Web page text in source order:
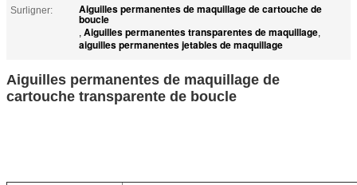
Surligner:
Aiguilles permanentes de maquillage de cartouche de
boucle
, Aiguilles permanentes transparentes de maquillage,
aiguilles permanentes jetables de maquillage
Aiguilles permanentes de maquillage de
cartouche transparente de boucle